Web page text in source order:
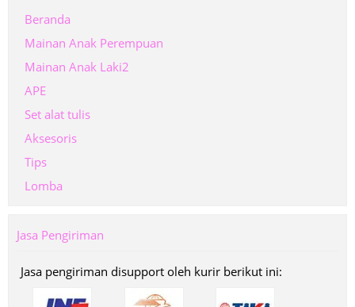
Beranda
Mainan Anak Perempuan
Mainan Anak Laki2
APE
Set alat tulis
Aksesoris
Tips
Lomba
Jasa Pengiriman
Jasa pengiriman disupport oleh kurir berikut ini: